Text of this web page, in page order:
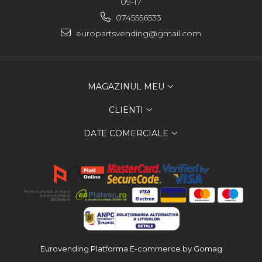
0745556533
europartsvending@gmail.com
MAGAZINUL MEU
CLIENTI
DATE COMERCIALE
Eurovending Platforma E-commerce by Gomag